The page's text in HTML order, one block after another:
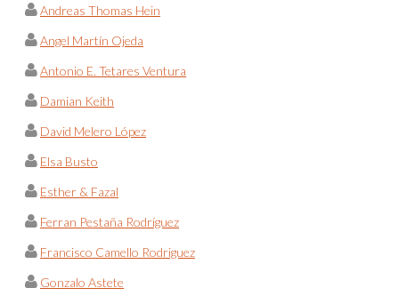
Andreas Thomas Hein
Angel Martín Ojeda
Antonio E. Tetares Ventura
Damian Keith
David Melero López
Elsa Busto
Esther & Fazal
Ferran Pestaña Rodríguez
Francisco Camello Rodriguez
Gonzalo Astete